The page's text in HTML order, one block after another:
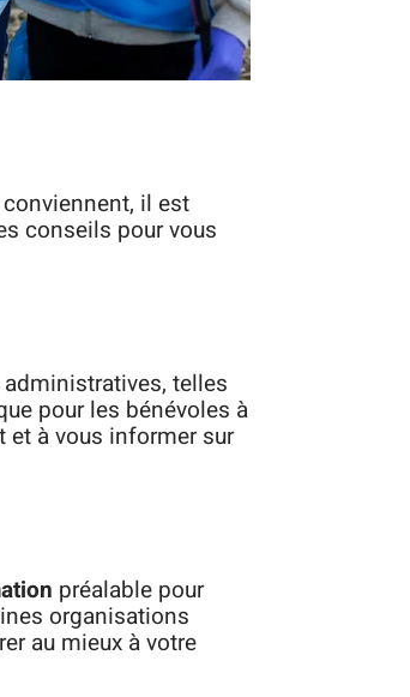
il est
conseils pour vous
telles
pour les bénévoles à
et à vous informer sur
préalable pour
organisations
au mieux à votre